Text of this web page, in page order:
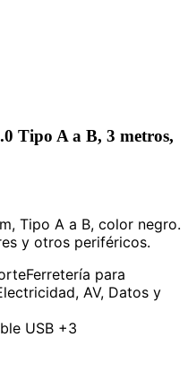
Tipo A a B, 3 metros,
Tipo A a B, color negro.
y otros periféricos.
Ferretería para
AV, Datos y
USB +3